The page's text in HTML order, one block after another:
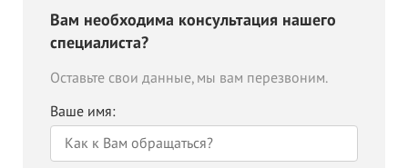
Вам необходима консультация нашего
специалиста?
Оставьте свои данные, мы вам перезвоним.
Ваше имя: